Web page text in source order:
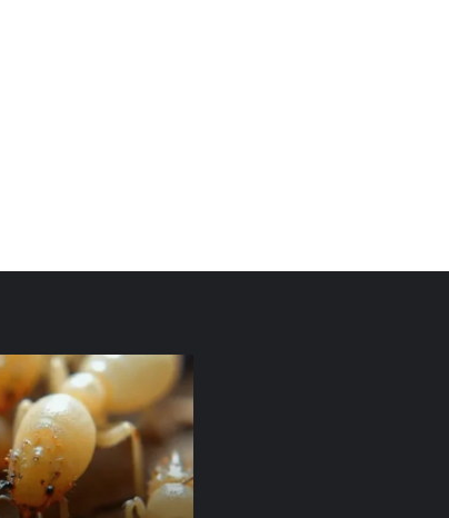
شركة
مكافحة
في
دبي